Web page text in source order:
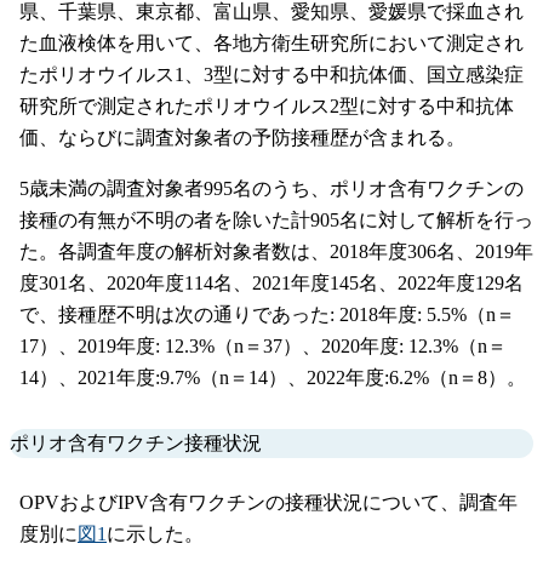
県、千葉県、東京都、富山県、愛知県、愛媛県で採血され
た血液検体を用いて、各地方衛生研究所において測定され
たポリオウイルス1、3型に対する中和抗体価、国立感染症
研究所で測定されたポリオウイルス2型に対する中和抗体
価、ならびに調査対象者の予防接種歴が含まれる。
5歳未満の調査対象者995名のうち、ポリオ含有ワクチンの
接種の有無が不明の者を除いた計905名に対して解析を行っ
た。各調査年度の解析対象者数は、2018年度306名、2019年
度301名、2020年度114名、2021年度145名、2022年度129名
で、接種歴不明は次の通りであった: 2018年度: 5.5%（n＝
17）、2019年度: 12.3%（n＝37）、2020年度: 12.3%（n＝
14）、2021年度:9.7%（n＝14）、2022年度:6.2%（n＝8）。
ポリオ含有ワクチン接種状況
OPVおよびIPV含有ワクチンの接種状況について、調査年
度別に 図1 に示した。